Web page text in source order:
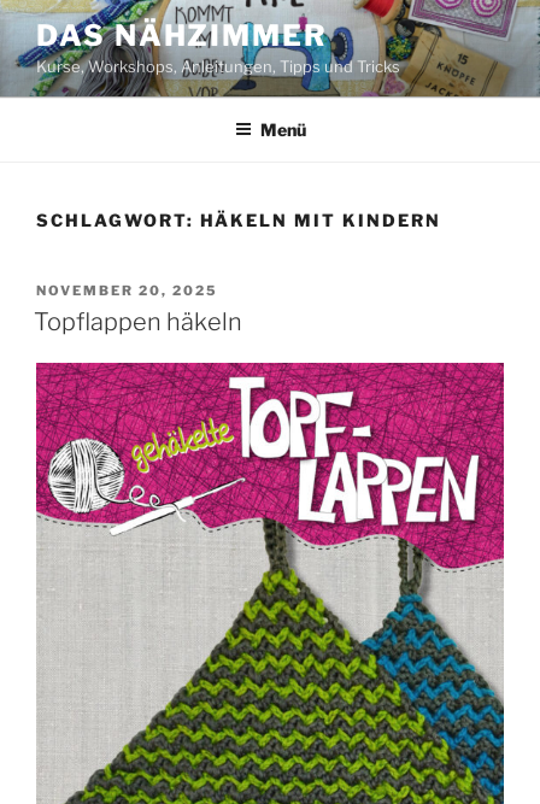
Zum
Inhalt
springen
DAS NÄHZIMMER
Kurse, Workshops, Anleitungen, Tipps und Tricks
Menü
SCHLAGWORT: HÄKELN MIT KINDERN
VERÖFFENTLICHT
AM
NOVEMBER 20, 2025
Topflappen häkeln